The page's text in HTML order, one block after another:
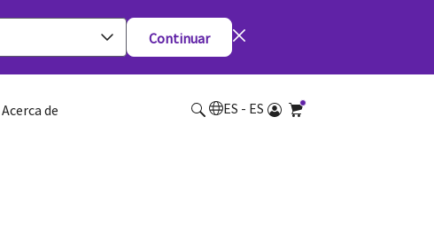
Continuar
Acerca de ES - ES